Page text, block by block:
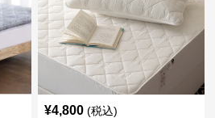
¥4,800 (税込)